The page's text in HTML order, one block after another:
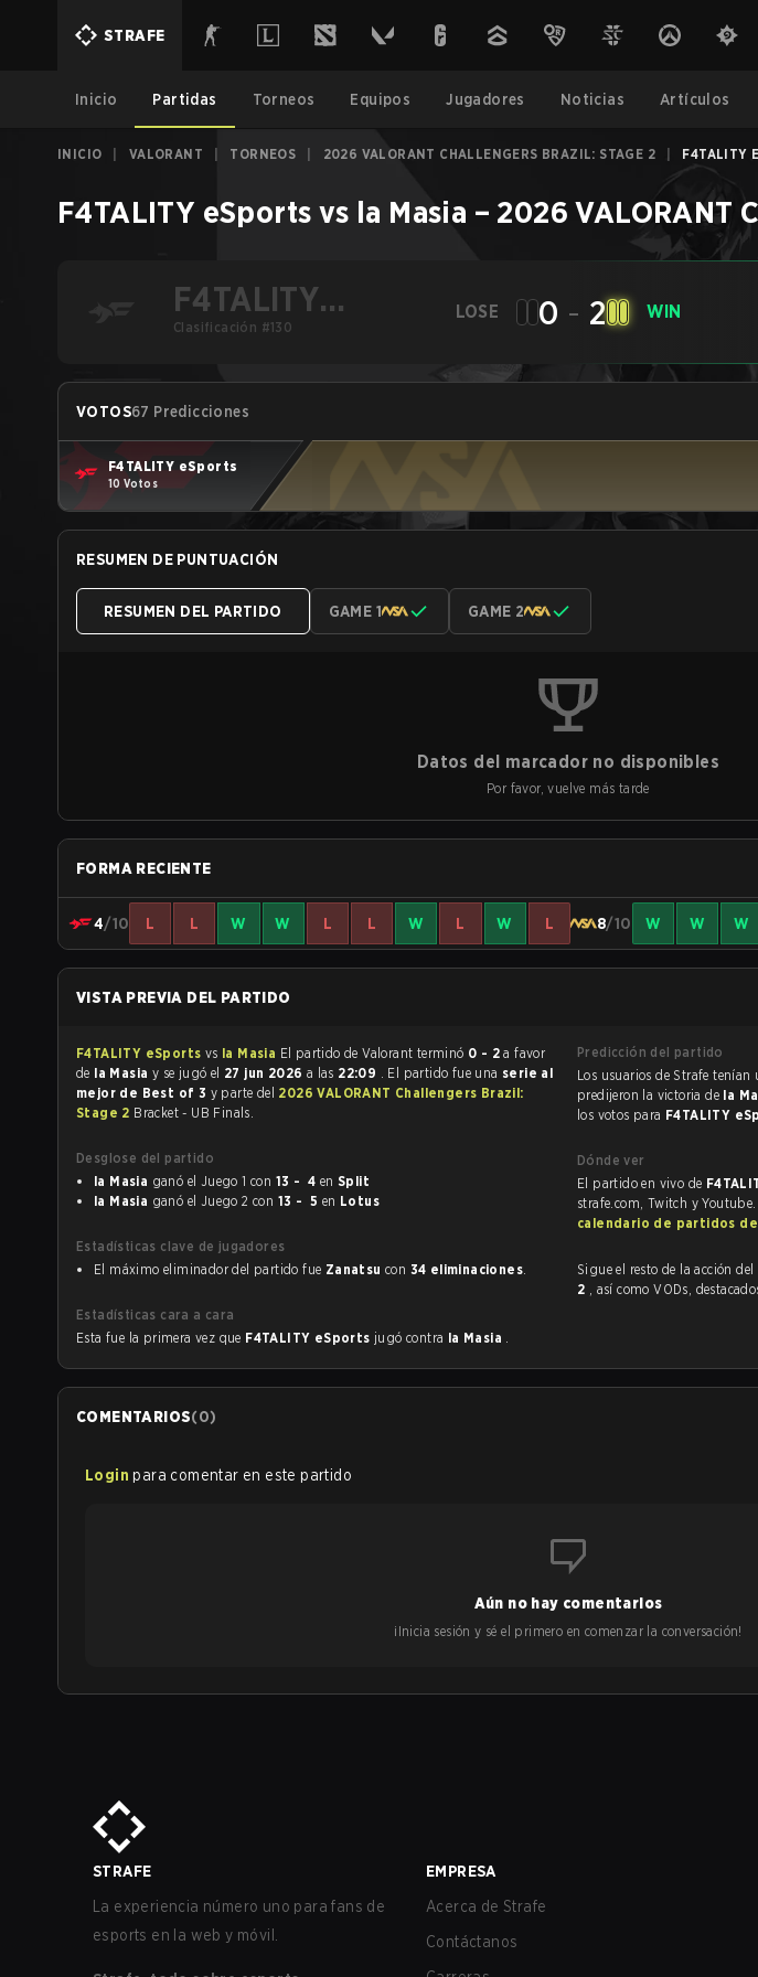
STRAFE
Inicio Partidas Torneos Equipos Jugadores Noticias Artículos
INICIO VALORANT TORNEOS 2026 VALORANT CHALLENGERS BRAZIL: STAGE 2 F4TALITY
F4TALITY eSports vs la Masia – 2026 VALORANT
F4TALITY
eSports
Clasificación #130
LOSE 0 - 2 WIN
VOTOS67 Predicciones
F4TALITY eSports
10 Votos
RESUMEN DE PUNTUACIÓN
RESUMEN DEL PARTIDO GAME 1 GAME 2
Datos del marcador no disponibles
Por favor, vuelve más tarde
FORMA RECIENTE
4/10 L L W W L L W L W L 8/10 W W W
VISTA PREVIA DEL PARTIDO
F4TALITY eSports vs la Masia El partido de Valorant terminó 0 - 2a favor
de la Masia y se jugó el 27 jun 2026 a las 22:09 . El partido fue una serie al
mejor de Best of 3 y parte del 2026 VALORANT Challengers Brazil:
Stage 2 Bracket - UB Finals.
Desglose del partido
la Masia
ganó el Juego 1 con 13 - 4 en Split
la Masia
ganó el Juego 2 con 13 - 5 en Lotus
Estadísticas clave de jugadores
El máximo eliminador del partido fue Zanatsu con 34 eliminaciones.
Estadísticas cara a cara
Esta fue la primera vez que F4TALITY eSports jugó contra la Masia .
Predicción del partido
Los usuarios de Strafe tenían un favorito abrumador en este partido, y
predijeron la victoria de la
los votos para F4TALITY
Dónde ver
El partido en vivo de
strafe.com, Twitch y
calendario de partidos
Sigue el resto de la acción del
2
, así como VODs,
COMENTARIOS(0)
Login para comentar en este partido
Aún no hay comentarios
¡Inicia sesión y sé el primero en comenzar la conversación!
STRAFE
La experiencia número uno para fans de
esports en la web y móvil.
EMPRESA
Acerca de Strafe
Contáctanos